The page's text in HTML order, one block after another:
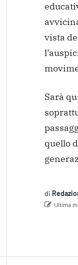
vista
Sarà
quello
di
Ultima